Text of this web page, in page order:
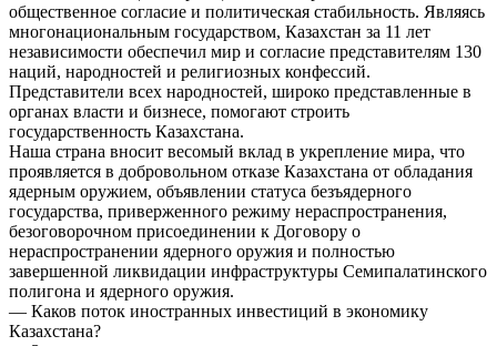
общественное согласие и политическая стабильность. Являясь
многонациональным государством, Казахстан за 11 лет
независимости обеспечил мир и согласие представителям 130
наций, народностей и религиозных конфессий.
Представители всех народностей, широко представленные в
органах власти и бизнесе, помогают строить
государственность Казахстана.
Наша страна вносит весомый вклад в укрепление мира, что
проявляется в добровольном отказе Казахстана от обладания
ядерным оружием, объявлении статуса безъядерного
государства, приверженного режиму нераспространения,
безоговорочном присоединении к Договору о
нераспространении ядерного оружия и полностью
завершенной ликвидации инфраструктуры Семипалатинского
полигона и ядерного оружия.
— Каков поток иностранных инвестиций в экономику
Казахстана?